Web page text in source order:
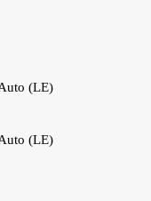
(LE)
(LE)